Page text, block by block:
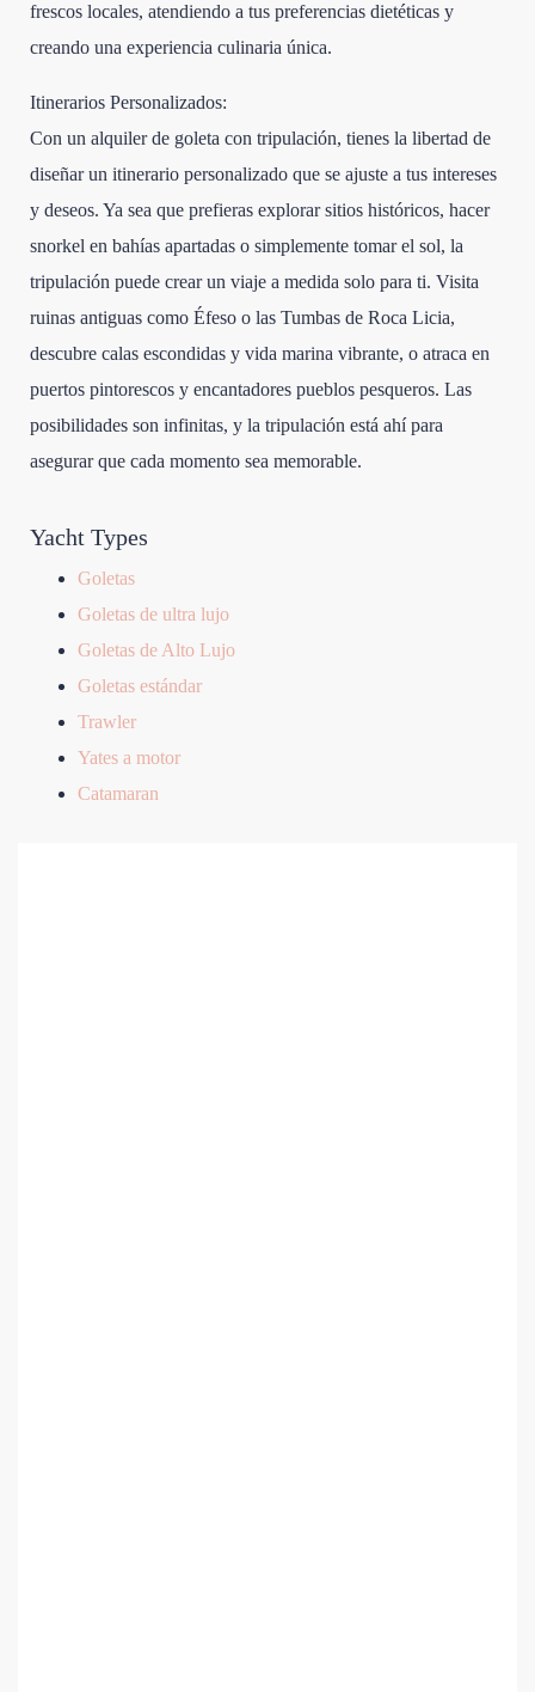
frescos locales, atendiendo a tus preferencias dietéticas y
creando una experiencia culinaria única.
Itinerarios Personalizados:
Con un alquiler de goleta con tripulación, tienes la libertad de
diseñar un itinerario personalizado que se ajuste a tus intereses
y deseos. Ya sea que prefieras explorar sitios históricos, hacer
snorkel en bahías apartadas o simplemente tomar el sol, la
tripulación puede crear un viaje a medida solo para ti. Visita
ruinas antiguas como Éfeso o las Tumbas de Roca Licia,
descubre calas escondidas y vida marina vibrante, o atraca en
puertos pintorescos y encantadores pueblos pesqueros. Las
posibilidades son infinitas, y la tripulación está ahí para
asegurar que cada momento sea memorable.
Yacht Types
Goletas
Goletas de ultra lujo
Goletas de Alto Lujo
Goletas estándar
Trawler
Yates a motor
Catamaran